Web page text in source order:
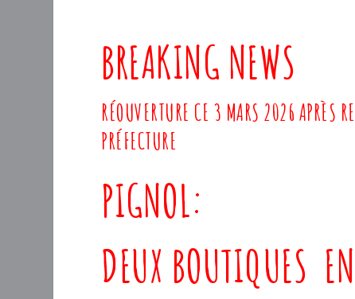
BREAKING NEWS
RÉOUVERTURE CE 3 MARS 2026 APRÈS
PRÉFECTURE
PIGNOL:
DEUX BOUTIQUES